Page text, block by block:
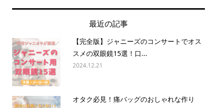
最近の記事
【完全版】ジャニーズのコンサートでオス
スメの双眼鏡15選！口...
2024.12.21
オタク必見！痛バッグのおしゃれな作り